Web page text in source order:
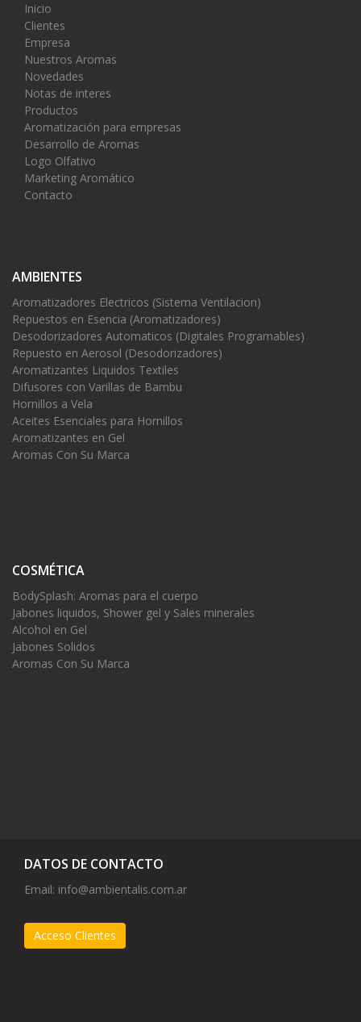
Inicio
Clientes
Empresa
Nuestros Aromas
Novedades
Notas de interes
Productos
Aromatización para empresas
Desarrollo de Aromas
Logo Olfativo
Marketing Aromático
Contacto
AMBIENTES
Aromatizadores Electricos (Sistema Ventilacion)
Repuestos en Esencia (Aromatizadores)
Desodorizadores Automaticos (Digitales Programables)
Repuesto en Aerosol (Desodorizadores)
Aromatizantes Liquidos Textiles
Difusores con Varillas de Bambu
Hornillos a Vela
Aceites Esenciales para Hornillos
Aromatizantes en Gel
Aromas Con Su Marca
COSMÉTICA
BodySplash: Aromas para el cuerpo
Jabones liquidos, Shower gel y Sales minerales
Alcohol en Gel
Jabones Solidos
Aromas Con Su Marca
DATOS DE CONTACTO
Email: info@ambientalis.com.ar
Acceso Clientes